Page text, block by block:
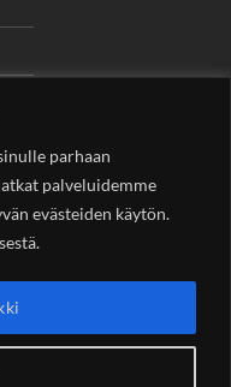
parhaan
palveluidemme
evästeiden käytön.
OySotungintie 449,